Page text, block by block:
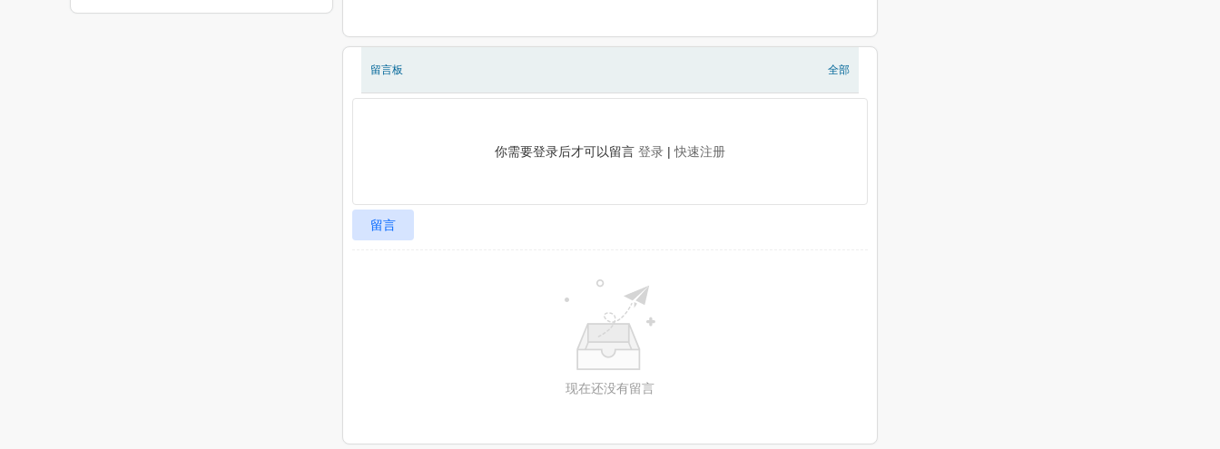
留言板 全部
你需要登录后才可以留言 登录 |快速注册
留言
现在还没有留言